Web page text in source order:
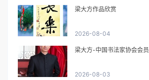
梁大方作品欣赏
2026-08-04
梁大方-中国书法家协会会员
2026-08-03